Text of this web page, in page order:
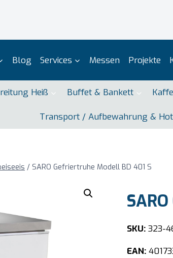
Blog Services Messen Projekte
Heiß Buffet & Bankett
Transport / Aufbewahrung &
/ SARO Gefriertruhe Modell BD 401 S
SKU:323-
EAN: